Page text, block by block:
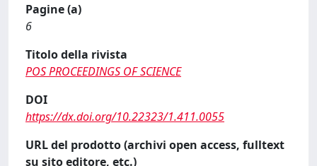
Pagine (a)
6
Titolo della rivista
POS PROCEEDINGS OF SCIENCE
DOI
https://dx.doi.org/10.22323/1.411.0055
URL del prodotto (archivi open access, fulltext
su sito editore, etc.)